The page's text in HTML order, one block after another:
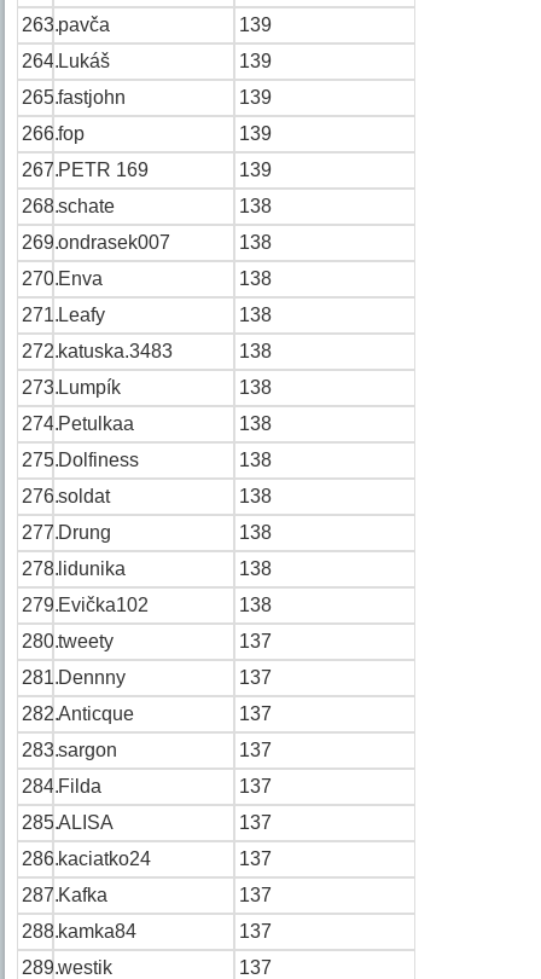
263.pavča
139
264.Lukáš
139
265.fastjohn
139
266.fop
139
267.PETR 169
139
268.schate
138
269.ondrasek007
138
270.Enva
138
271.Leafy
138
272.katuska.3483
138
273.Lumpík
138
274.Petulkaa
138
275.Dolfiness
138
276.soldat
138
277.Drung
138
278. lidunika
138
279.Evička102
138
280.tweety
137
281.Dennny
137
282.Anticque
137
283.sargon
137
284.Filda
137
285.ALISA
137
286.kaciatko24
137
287.Kafka
137
288.kamka84
137
289.westik
137